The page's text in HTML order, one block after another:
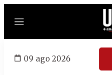
Menú
09 ago 2026